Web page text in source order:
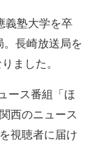
義塾大学を卒
長崎放送局を
ました。
ース番組「ほ
西のニュース
視聴者に届け